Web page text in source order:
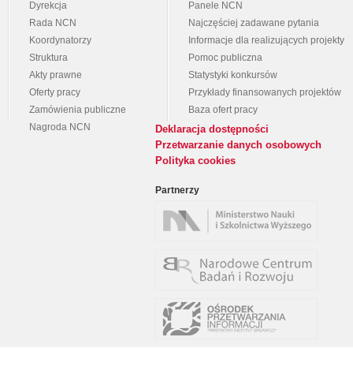
Dyrekcja
Rada NCN
Koordynatorzy
Struktura
Akty prawne
Oferty pracy
Zamówienia publiczne
Nagroda NCN
Panele NCN
Najczęściej zadawane pytania
Informacje dla realizujących projekty
Pomoc publiczna
Statystyki konkursów
Przykłady finansowanych projektów
Baza ofert pracy
Deklaracja dostępności
Przetwarzanie danych osobowych
Polityka cookies
Partnerzy